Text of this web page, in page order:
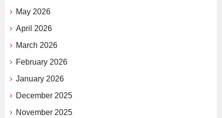
May 2026
April 2026
March 2026
February 2026
January 2026
December 2025
November 2025